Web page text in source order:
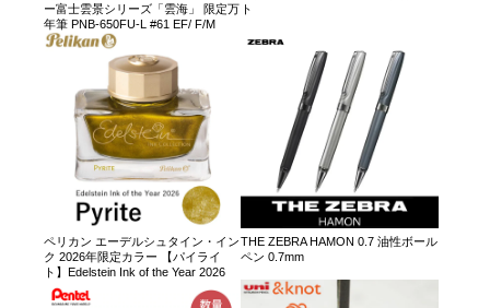
ー富士雲景シリーズ「雲海」 限定万
年筆 PNB-650FU-L #61 EF/ F/M
ト
ペリカン エーデルシュタイン・イン
ク 2026年限定カラー 【パイライ
ト】Edelstein Ink of the Year 2026
THE ZEBRA HAMON 0.7 油性ボール
ペン 0.7mm